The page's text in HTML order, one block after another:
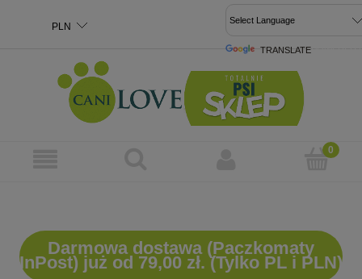
TRANSLATE
Darmowa dostawa (Paczkomaty
InPost) już od 79,00 zł. (Tylko PL i PLN)